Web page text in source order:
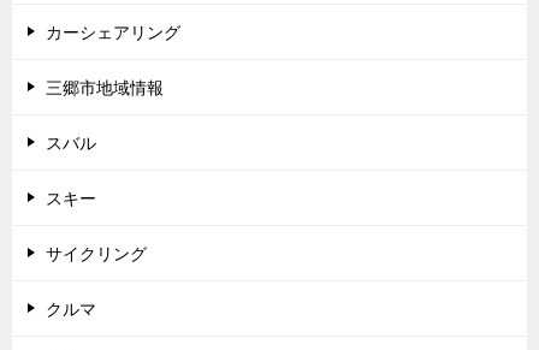
カーシェアリング
三郷市地域情報
スバル
スキー
サイクリング
クルマ